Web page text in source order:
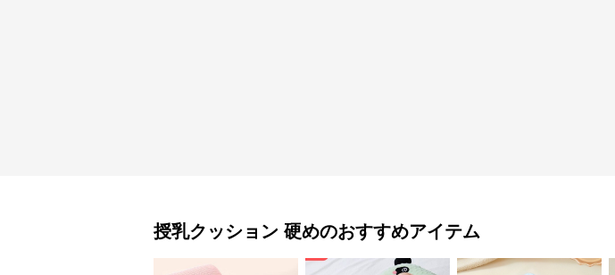
授乳クッション 硬めのおすすめアイテム